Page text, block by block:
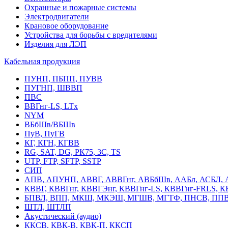
Охранные и пожарные системы
Электродвигатели
Крановое оборудование
Устройства для борьбы с вредителями
Изделия для ЛЭП
Кабельная продукция
ПУНП, ПБПП, ПУВВ
ПУГНП, ШВВП
ПВС
ВВГнг-LS, LTx
NYM
ВБбШв/ВБШв
ПуВ, ПуГВ
КГ, КГН, КГВВ
RG, SAT, DG, РК75, 3С, TS
UTP, FTP, SFTP, SSTP
СИП
АПВ, АПУНП, АВВГ, АВВГнг, АВБбШв, ААБл, АСБЛ,
КВВГ, КВВГнг, КВВГЭнг, КВВГнг-LS, КВВГнг-FRLS,
БПВЛ, ВПП, МКШ, МКЭШ, МГШВ, МГТФ, ПНСВ,
ШТЛ, ШТЛП
Акустический (аудио)
ККСВ, КВК-В, КВК-П, ККСП